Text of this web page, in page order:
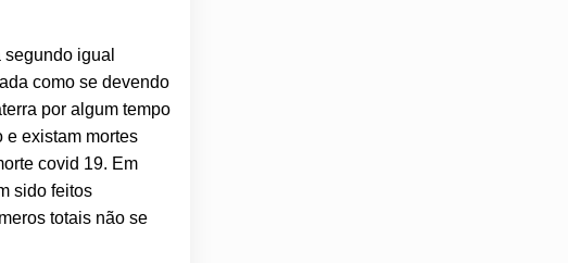
igual
como se devendo
por algum tempo
e existam mortes
covid 19. Em
sido feitos
totais não se